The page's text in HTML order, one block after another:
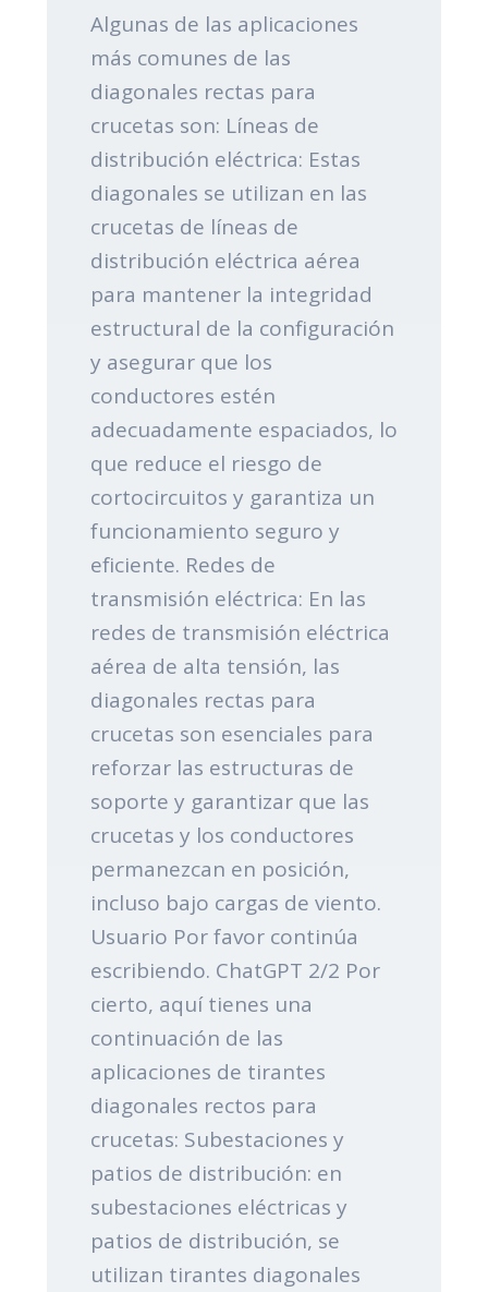
Algunas de las aplicaciones
más comunes de las
diagonales rectas para
crucetas son: Líneas de
distribución eléctrica: Estas
diagonales se utilizan en las
crucetas de líneas de
distribución eléctrica aérea
para mantener la integridad
estructural de la configuración
y asegurar que los
conductores estén
adecuadamente espaciados, lo
que reduce el riesgo de
cortocircuitos y garantiza un
funcionamiento seguro y
eficiente. Redes de
transmisión eléctrica: En las
redes de transmisión eléctrica
aérea de alta tensión, las
diagonales rectas para
crucetas son esenciales para
reforzar las estructuras de
soporte y garantizar que las
crucetas y los conductores
permanezcan en posición,
incluso bajo cargas de viento.
Usuario Por favor continúa
escribiendo. ChatGPT 2/2 Por
cierto, aquí tienes una
continuación de las
aplicaciones de tirantes
diagonales rectos para
crucetas: Subestaciones y
patios de distribución: en
subestaciones eléctricas y
patios de distribución, se
utilizan tirantes diagonales